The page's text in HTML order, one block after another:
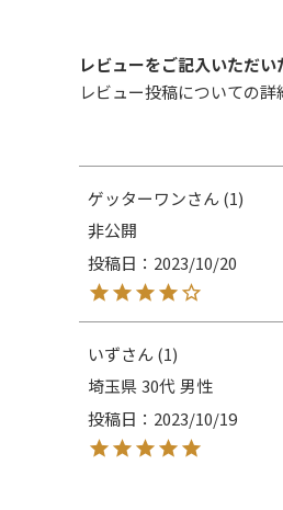
レビューをご記入いただい
レビュー投稿についての詳
ゲッターワン
1
非公開
投稿日
2023/10/20
いず
1
埼玉県30代男性
投稿日
2023/10/19